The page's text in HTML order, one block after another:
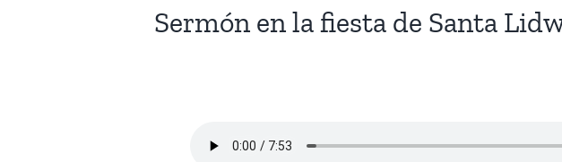
Sermón en la fiesta de Santa